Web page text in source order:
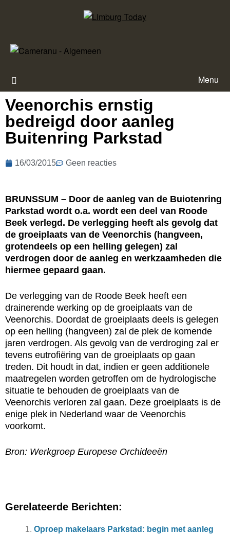
Menu
Veenorchis ernstig
bedreigd door aanleg
Buitenring Parkstad
16/03/2015 Geen reacties
BRUNSSUM – Door de aanleg van de Buiotenring
Parkstad wordt o.a. wordt een deel van Roode
Beek verlegd. De verlegging heeft als gevolg dat
de groeiplaats van de Veenorchis (hangveen,
grotendeels op een helling gelegen) zal
verdrogen door de aanleg en werkzaamheden die
hiermee gepaard gaan.
De verlegging van de Roode Beek heeft een
drainerende werking op de groeiplaats van de
Veenorchis. Doordat de groeiplaats deels is gelegen
op een helling (hangveen) zal de plek de komende
jaren verdrogen. Als gevolg van de verdroging zal er
tevens eutrofiëring van de groeiplaats op gaan
treden. Dit houdt in dat, indien er geen additionele
maatregelen worden getroffen om de hydrologische
situatie te behouden de groeiplaats van de
Veenorchis verloren zal gaan. Deze groeiplaats is de
enige plek in Nederland waar de Veenorchis
voorkomt.
Bron: Werkgroep Europese Orchideeën
Gerelateerde Berichten:
Oproep makelaars Parkstad: begin met aanleg